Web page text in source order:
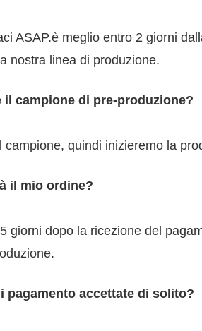
ASAP.è meglio entro 2 giorni
nostra linea di produzione.
il campione di pre-produzione?
campione, quindi inizieremo la
il mio ordine?
giorni dopo la ricezione del
pagamento accettate di solito?